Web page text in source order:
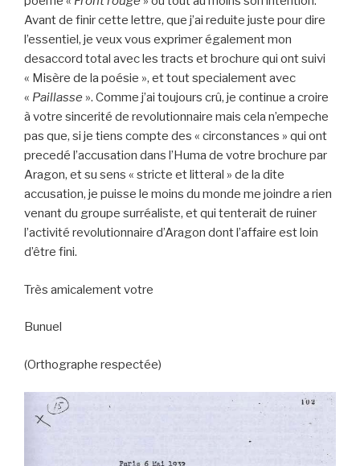
Avant de finir cette lettre, que j’ai reduite juste pour dire
l’essentiel, je veux vous exprimer également mon
desaccord total avec les tracts et brochure qui ont suivi
« Misère de la poésie », et tout specialement avec
« Paillasse ». Comme j’ai toujours crû, je continue a croire
à votre sincerité de revolutionnaire mais cela n’empeche
pas que, si je tiens compte des « circonstances » qui ont
precedé l’accusation dans l’Huma de votre brochure par
Aragon, et su sens « stricte et litteral » de la dite
accusation, je puisse le moins du monde me joindre a rien
venant du groupe surréaliste, et qui tenterait de ruiner
l’activité revolutionnaire d’Aragon dont l’affaire est loin
d’être fini.
Très amicalement votre
Bunuel
(Orthographe respectée)